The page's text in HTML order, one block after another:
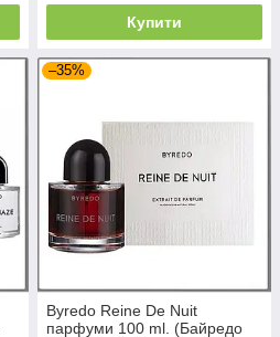
Купити
–35%
Byredo Reine De Nuit
парфуми 100 ml. (Байредо